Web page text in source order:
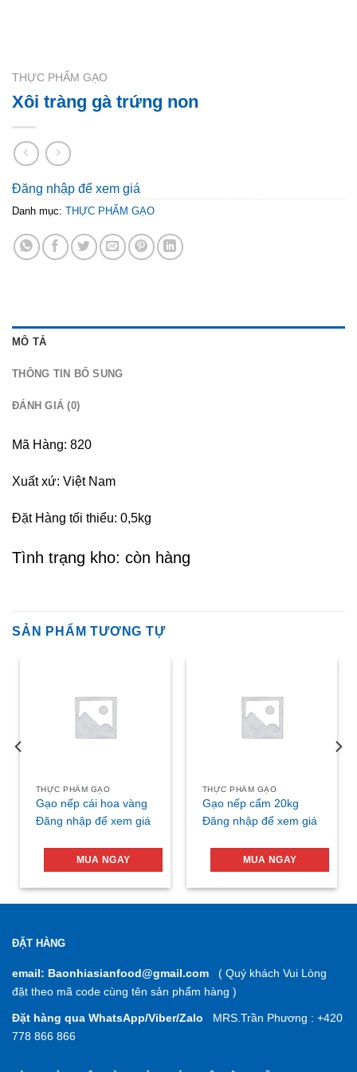
THỰC PHẨM GẠO
Xôi tràng gà trứng non
Đăng nhập để xem giá
Danh mục: THỰC PHẨM GẠO
MÔ TẢ
THÔNG TIN BỔ SUNG
ĐÁNH GIÁ (0)
Mã Hàng: 820
Xuất xứ: Việt Nam
Đặt Hàng tối thiểu: 0,5kg
Tình trạng kho: còn hàng
SẢN PHẨM TƯƠNG TỰ
THỰC PHẨM GẠO
Gạo nếp cái hoa vàng
Đăng nhập để xem giá
MUA NGAY
THỰC PHẨM GẠO
Gạo nếp cẩm 20kg
Đăng nhập để xem giá
MUA NGAY
ĐẶT HÀNG
email: Baonhiasianfood@gmail.com ( Quý khách Vui Lòng
đặt theo mã code cùng tên sản phẩm hàng )
Đặt hàng qua WhatsApp/Viber/Zalo MRS.Trần Phương : +420
778 866 866